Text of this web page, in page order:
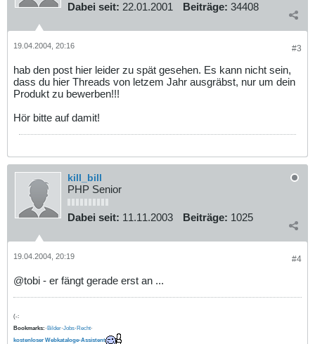
Dabei seit: 22.01.2001 Beiträge: 34408
#3
19.04.2004, 20:16
hab den post hier leider zu spät gesehen. Es kann nicht sein,
dass du hier Threads von letzem Jahr ausgräbst, nur um dein
Produkt zu bewerben!!!
Hör bitte auf damit!
kill_bill
PHP Senior
Dabei seit: 11.11.2003 Beiträge: 1025
#4
19.04.2004, 20:19
@tobi - er fängt gerade erst an ...
(-:
Bookmarks: ·Bilder·Jobs·Recht·
kostenloser Webkataloge-Assistent